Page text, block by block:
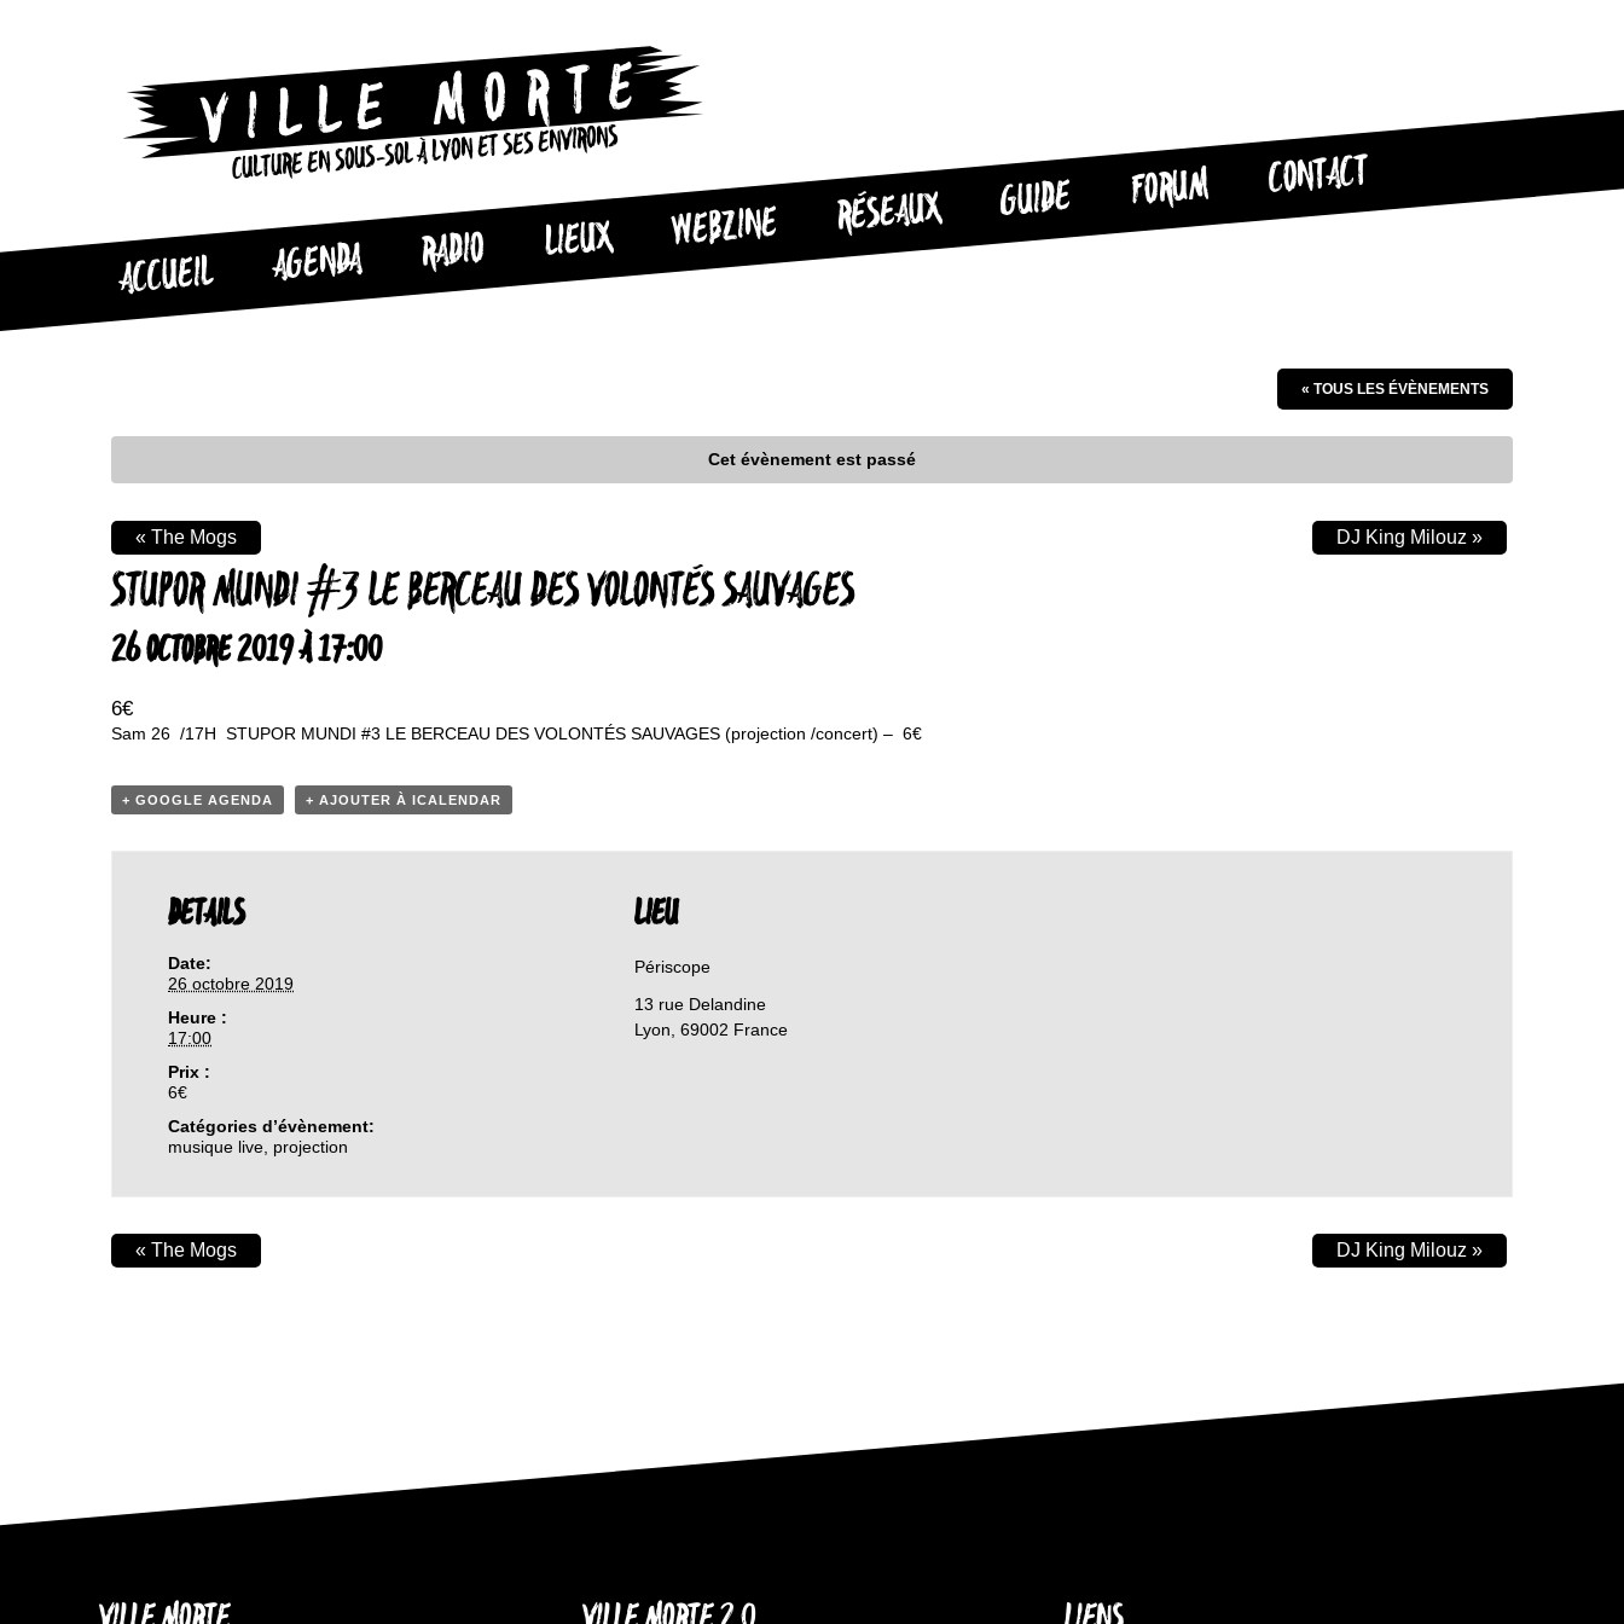
CULTURE EN SOUS-SOL À LYON ET SES ENVIRONS
ACCUEIL AGENDA RADIO LIEUX WEBZINE RÉSEAUX GUIDE FORUM CONTACT
« TOUS LES ÉVÈNEMENTS
Cet évènement est passé
STUPOR MUNDI #3 LE BERCEAU DES VOLONTÉS SAUVAGES
26 OCTOBRE 2019 À 17:00
6€
« The Mogs DJ King Milouz »
Sam 26 /17H STUPOR MUNDI #3 LE BERCEAU DES VOLONTÉS SAUVAGES (projection /concert) – 6€
+ GOOGLE AGENDA + AJOUTER À ICALENDAR
DETAILS
Date:
26 octobre 2019
Heure :
17:00
Prix :
6€
Catégories d’évènement:
musique live projection
LIEU
Périscope
13 rue Delandine
Lyon 69002 France
« The Mogs DJ King Milouz »